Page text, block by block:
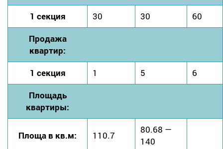
1 секция
30 30
60
Продажа
квартир:
1 секция
1 5
6
Площадь
квартиры:
Площа в кв.м: 110.7
80.68 —
140